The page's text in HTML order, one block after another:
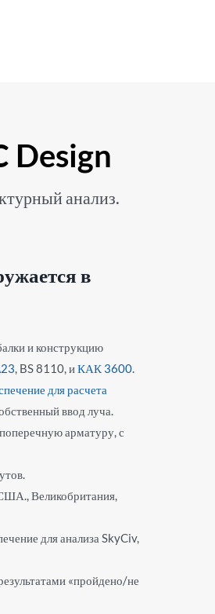
Design
анализ.
в
и конструкцию
, BS 8110, иКАК 3600.
для расчета
ввод луча.
арматуру, с
Великобритания,
для анализа SkyCiv,
«пройдено/не